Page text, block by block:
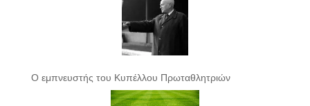
Ο εμπνευστής του Κυπέλλου Πρωταθλητριών